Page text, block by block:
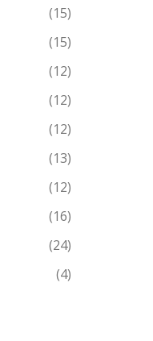
(15)
(15)
(12)
(12)
(12)
(13)
(12)
(16)
(24)
(4)